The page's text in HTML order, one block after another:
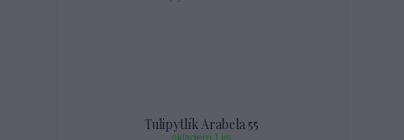
Tulipytlík Arabela 55
skladem 1 ks